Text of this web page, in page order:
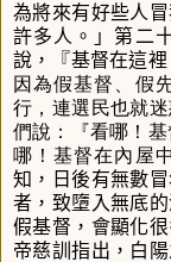
為將來有好些人
許多人。 」第二
說，『基督在這
因為假基督、假
行，連選民也就
們說：『看哪！
哪！基督在內屋
知，日後有無數
者，致墮入無底
假基督，會顯化
帝慈訓指出，白